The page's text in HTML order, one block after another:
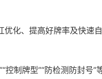
优化、提高好牌率及快速
制牌型”“防检测防封号”